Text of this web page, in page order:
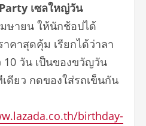
เซลใหญ่วัน
มษายน ให้นักช้อปได้
คาสุดคุ้ม เรียกได้ว่าลา
วัน เป็นของขวัญวัน
ดียว กดของใส่รถเข็นกัน
birthday-